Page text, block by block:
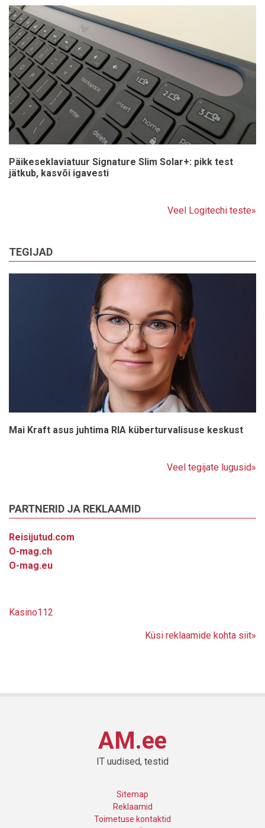
Päikeseklaviatuur Signature Slim Solar+: pikk test
jätkub, kasvõi igavesti
Veel Logitechi teste»
TEGIJAD
Mai Kraft asus juhtima RIA küberturvalisuse keskust
Veel tegijate lugusid»
PARTNERID JA REKLAAMID
Reisijutud.com
O-mag.ch
O-mag.eu
Kasino112
Küsi reklaamide kohta siit»
AM.ee
IT uudised, testid
Sitemap
Reklaamid
Toimetuse kontaktid